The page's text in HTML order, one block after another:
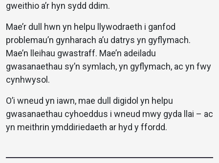
gweithio a’r hyn sydd ddim.
Mae’r dull hwn yn helpu llywodraeth i ganfod
problemau’n gynharach a’u datrys yn gyflymach.
Mae’n lleihau gwastraff. Mae’n adeiladu
gwasanaethau sy’n symlach, yn gyflymach, ac yn fwy
cynhwysol.
O’i wneud yn iawn, mae dull digidol yn helpu
gwasanaethau cyhoeddus i wneud mwy gyda llai – ac
yn meithrin ymddiriedaeth ar hyd y ffordd.